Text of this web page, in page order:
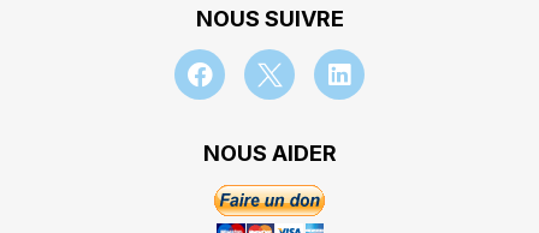
NOUS SUIVRE
NOUS AIDER